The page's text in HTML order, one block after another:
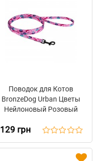
Поводок для Котов
BronzeDog Urban Цветы
Нейлоновый Розовый
129 грн